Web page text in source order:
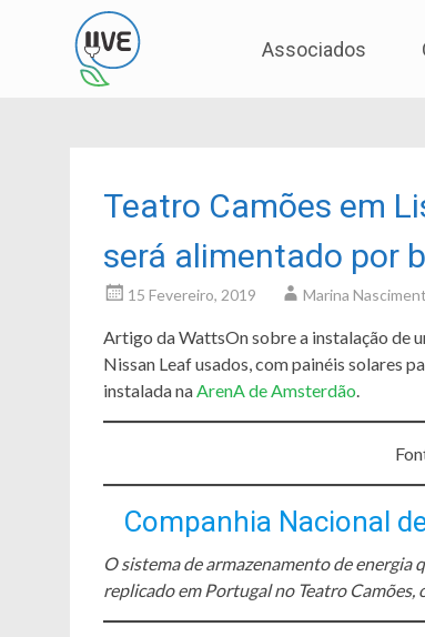
to
Associados
Teatro Camões em
será alimentado por
15 Fevereiro, 2019 Marina
Artigo da WattsOn sobre a instalação de
Nissan Leaf usados, com painéis solares
instalada naArenA de Amsterdão.
Companhia Nacional
O sistema de armazenamento de energia
replicado em Portugal no Teatro